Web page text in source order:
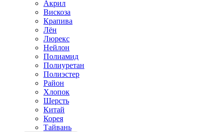
Акрил
Вискоза
Крапива
Лён
Люрекс
Нейлон
Полиамид
Полиуретан
Полиэстер
Район
Хлопок
Шерсть
Китай
Корея
Тайвань